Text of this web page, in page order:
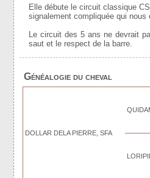
Elle débute le circuit classique
signalement compliquée qui
Le circuit des 5 ans ne devrait
saut et le respect de la barre.
Généalogie du cheval
DOLLAR DELA PIERRE, SFA